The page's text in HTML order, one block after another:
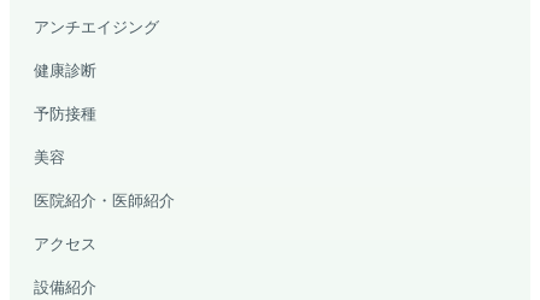
アンチエイジング
健康診断
予防接種
美容
医院紹介・医師紹介
アクセス
設備紹介